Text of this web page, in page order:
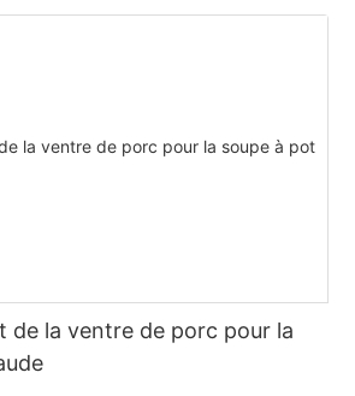
de la ventre de porc pour la